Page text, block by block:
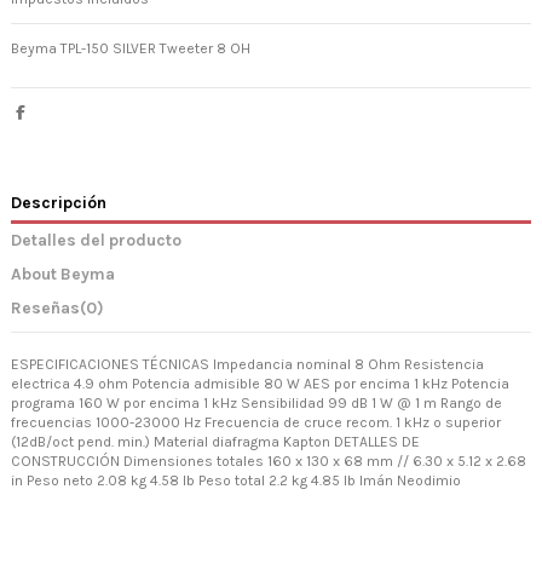
Beyma TPL-150 SILVER Tweeter 8 OH
Descripción
Detalles del producto
About Beyma
Reseñas(0)
ESPECIFICACIONES TÉCNICAS Impedancia nominal 8 Ohm Resistencia
electrica 4.9 ohm Potencia admisible 80 W AES por encima 1 kHz Potencia
programa 160 W por encima 1 kHz Sensibilidad 99 dB 1 W @ 1 m Rango de
frecuencias 1000-23000 Hz Frecuencia de cruce recom. 1 kHz o superior
(12dB/oct pend. min.) Material diafragma Kapton DETALLES DE
CONSTRUCCIÓN Dimensiones totales 160 x 130 x 68 mm // 6.30 x 5.12 x 2.68
in Peso neto 2.08 kg 4.58 lb Peso total 2.2 kg 4.85 lb Imán Neodimio